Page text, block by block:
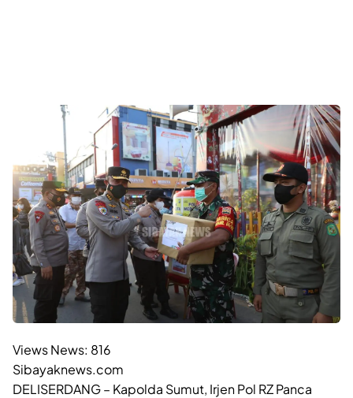
Views News: 816
Sibayaknews.com
DELISERDANG – Kapolda Sumut, Irjen Pol RZ Panca